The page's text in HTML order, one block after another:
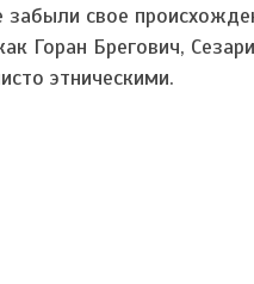
забыли свое
Горан Брегович,
этническими.